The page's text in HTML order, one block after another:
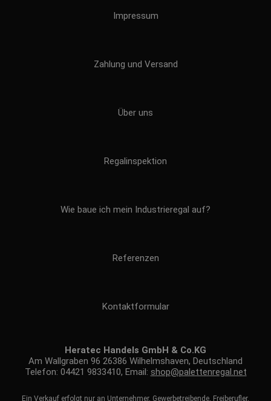
Impressum
Zahlung und Versand
Über uns
Regalinspektion
Wie baue ich mein Industrieregal auf?
Referenzen
Kontaktformular
Heratec Handels GmbH & Co.KG
Am Wallgraben 96 26386 Wilhelmshaven, Deutschland
Telefon: 04421 9833410, Email: shop@palettenregal.net
Ein Verkauf erfolgt nur an Unternehmer, Gewerbetreibende, Freiberufler,